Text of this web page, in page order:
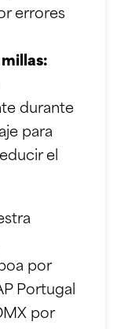
errores
durante
para
el
por
Portugal
por